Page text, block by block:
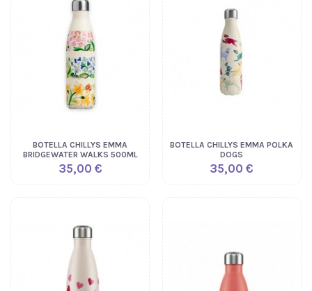
BOTELLA CHILLYS EMMA
BRIDGEWATER WALKS 500ML
35,00 €
BOTELLA CHILLYS EMMA POLKA
DOGS
35,00 €